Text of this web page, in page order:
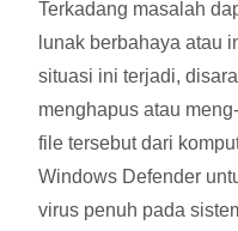
Terkadang masalah
lunak berbahaya atau
situasi ini terjadi,
menghapus atau
file tersebut dari
Windows Defender
virus penuh pada